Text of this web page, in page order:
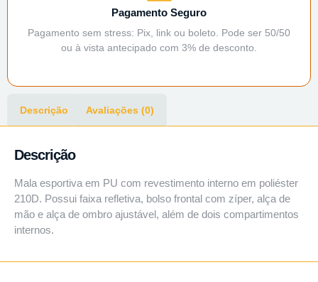
Pagamento Seguro
Pagamento sem stress: Pix, link ou boleto. Pode ser 50/50
ou à vista antecipado com 3% de desconto.
Descrição Avaliações (0)
Descrição
Mala esportiva em PU com revestimento interno em poliéster
210D. Possui faixa refletiva, bolso frontal com zíper, alça de
mão e alça de ombro ajustável, além de dois compartimentos
internos.